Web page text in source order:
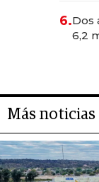
6.Dos
6,2
Más noticias